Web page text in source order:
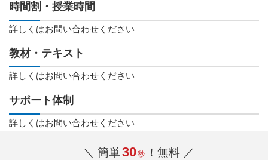
時間割・授業時間
詳しくはお問い合わせください
教材・テキスト
詳しくはお問い合わせください
サポート体制
詳しくはお問い合わせください
＼ 簡単30秒 ！無料 ／